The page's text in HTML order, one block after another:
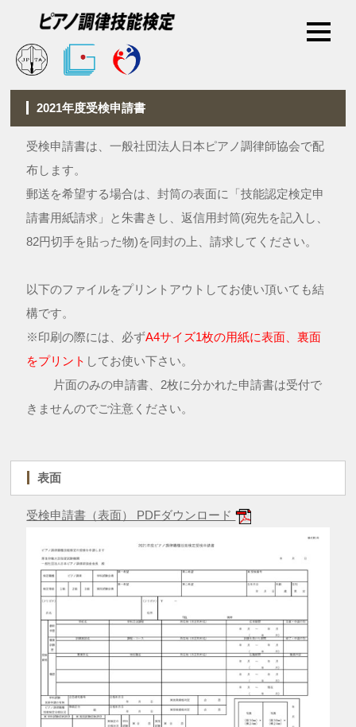
2021年度受検申請書
受検申請書は、一般社団法人日本ピアノ調律師協会で配
布します。
郵送を希望する場合は、封筒の表面に「技能認定検定申
請書用紙請求」と朱書きし、返信用封筒(宛先を記入し、
82円切手を貼った物)を同封の上、請求してください。
以下のファイルをプリントアウトしてお使い頂いても結
構です。
※印刷の際には、必ずA4サイズ1枚の用紙に表面、裏面
をプリント してお使い下さい。
片面のみの申請書、2枚に分かれた申請書は受付で
きませんのでご注意ください。
表面
受検申請書（表面） PDFダウンロード